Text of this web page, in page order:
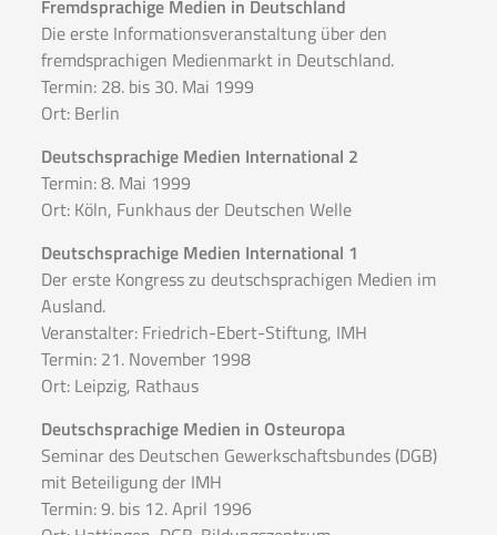
Fremdsprachige Medien in Deutschland
Die erste Informationsveranstaltung über den
fremdsprachigen Medienmarkt in Deutschland.
Termin: 28. bis 30. Mai 1999
Ort: Berlin
Deutschsprachige Medien International 2
Termin: 8. Mai 1999
Ort: Köln, Funkhaus der Deutschen Welle
Deutschsprachige Medien International 1
Der erste Kongress zu deutschsprachigen Medien im
Ausland.
Veranstalter: Friedrich-Ebert-Stiftung, IMH
Termin: 21. November 1998
Ort: Leipzig, Rathaus
Deutschsprachige Medien in Osteuropa
Seminar des Deutschen Gewerkschaftsbundes (DGB)
mit Beteiligung der IMH
Termin: 9. bis 12. April 1996